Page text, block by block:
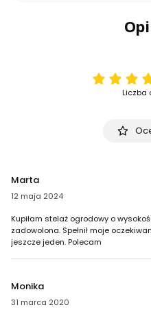
Liczba
Marta
12 maja 2024
Kupiłam stelaż ogrodowy o
zadowolona. Spełnił moje
jeszcze jeden. Polecam
Monika
31 marca 2020